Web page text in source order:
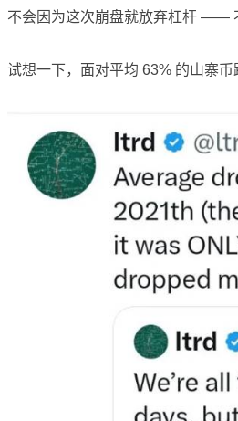
不会因为这次崩盘就放弃杠杆 ——
试想一下，面对平均 63% 的山寨